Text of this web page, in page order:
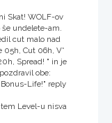
Skat! WOLF-ov
undelete-am.
cut malo nad
05h, Cut 06h, V*
Spread! " in je
obe:
Life!" reply
Level-u nisva